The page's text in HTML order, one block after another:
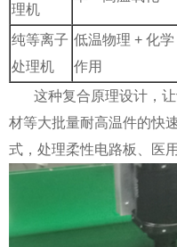
理机
纯等离子
处理机
低温物理 + 化学
作用
这种复合原理设计，
材等大批量耐高温件的快
式，处理柔性电路板、医